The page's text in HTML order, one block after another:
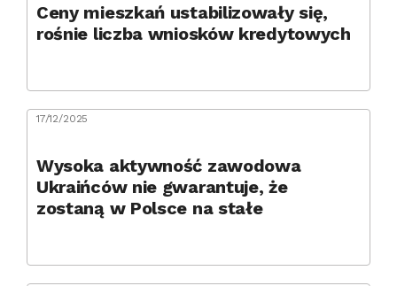
Ceny mieszkań ustabilizowały się,
rośnie liczba wniosków kredytowych
17/12/2025
Wysoka aktywność zawodowa
Ukraińców nie gwarantuje, że
zostaną w Polsce na stałe